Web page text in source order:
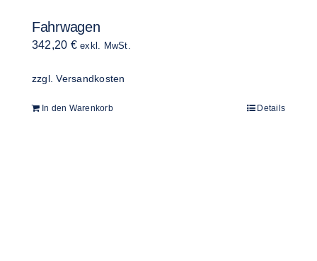
Fahrwagen
342,20 € exkl. MwSt.
zzgl.Versandkosten
In den Warenkorb Details